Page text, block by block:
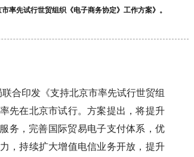
率先试行世贸组织《电子商务协定》工作方案》。
合印发《支持北京市率先试行世贸组
先在北京市试行。方案提出，将提升
务，完善国际贸易电子支付体系，优
，持续扩大增值电信业务开放，提升